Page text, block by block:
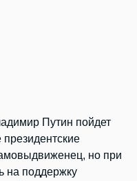
Путин пойдет
но при
на поддержку